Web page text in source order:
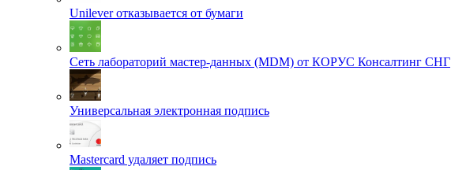
Unilever отказывается от бумаги
Сеть лабораторий мастер-данных (MDM) от КОРУС Консалтинг СНГ
Универсальная электронная подпись
Mastercard удаляет подпись